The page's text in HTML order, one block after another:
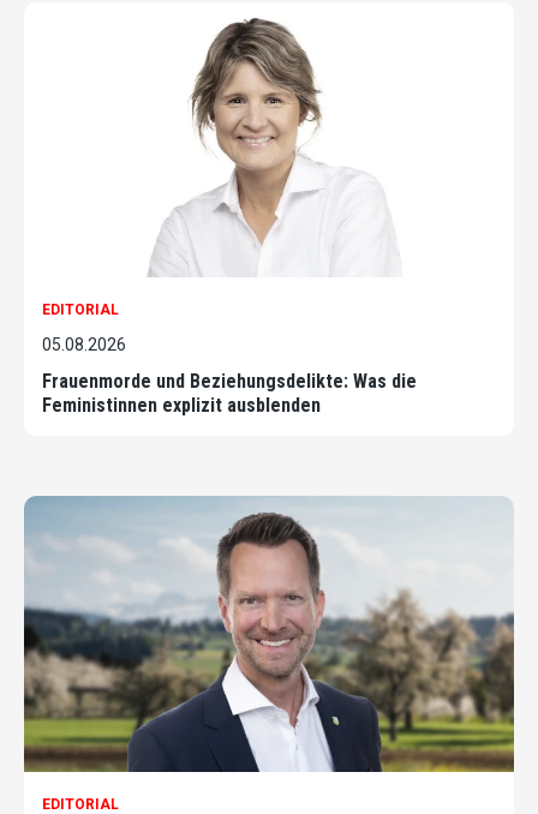
EDITORIAL
05.08.2026
Frauenmorde und Beziehungsdelikte: Was die
Feministinnen explizit ausblenden
EDITORIAL